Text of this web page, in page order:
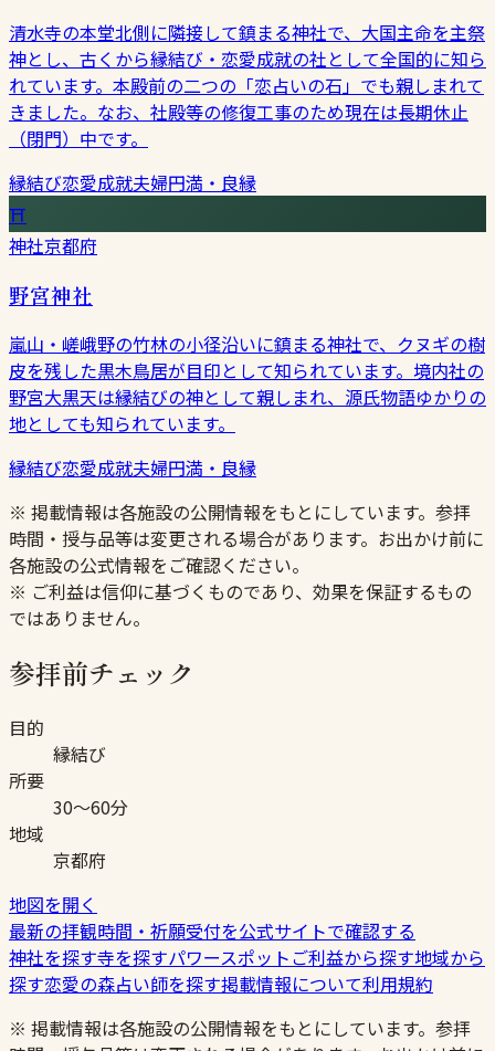
清水寺の本堂北側に隣接して鎮まる神社で、大国主命を主祭
神とし、古くから縁結び・恋愛成就の社として全国的に知ら
れています。本殿前の二つの「恋占いの石」でも親しまれて
きました。なお、社殿等の修復工事のため現在は長期休止
（閉門）中です。
縁結び恋愛成就夫婦円満・良縁
⛩
神社京都府
野宮神社
嵐山・嵯峨野の竹林の小径沿いに鎮まる神社で、クヌギの樹
皮を残した黒木鳥居が目印として知られています。境内社の
野宮大黒天は縁結びの神として親しまれ、源氏物語ゆかりの
地としても知られています。
縁結び恋愛成就夫婦円満・良縁
※ 掲載情報は各施設の公開情報をもとにしています。参拝
時間・授与品等は変更される場合があります。お出かけ前に
各施設の公式情報をご確認ください。
※ ご利益は信仰に基づくものであり、効果を保証するもの
ではありません。
参拝前チェック
目的
縁結び
所要
30〜60分
地域
京都府
地図を開く
最新の拝観時間・祈願受付を公式サイトで確認する
神社を探す寺を探すパワースポットご利益から探す地域から
探す恋愛の森占い師を探す掲載情報について利用規約
※ 掲載情報は各施設の公開情報をもとにしています。参拝